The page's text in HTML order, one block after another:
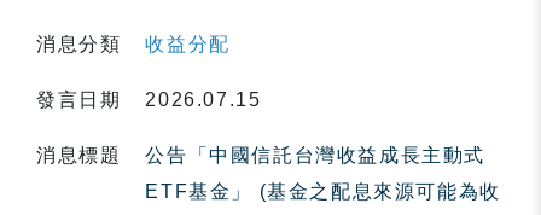
消息分類 收益分配
發言日期 2026.07.15
消息標題
公告「中國信託台灣收益成長主動式
ETF基金」 (基金之配息來源可能為收